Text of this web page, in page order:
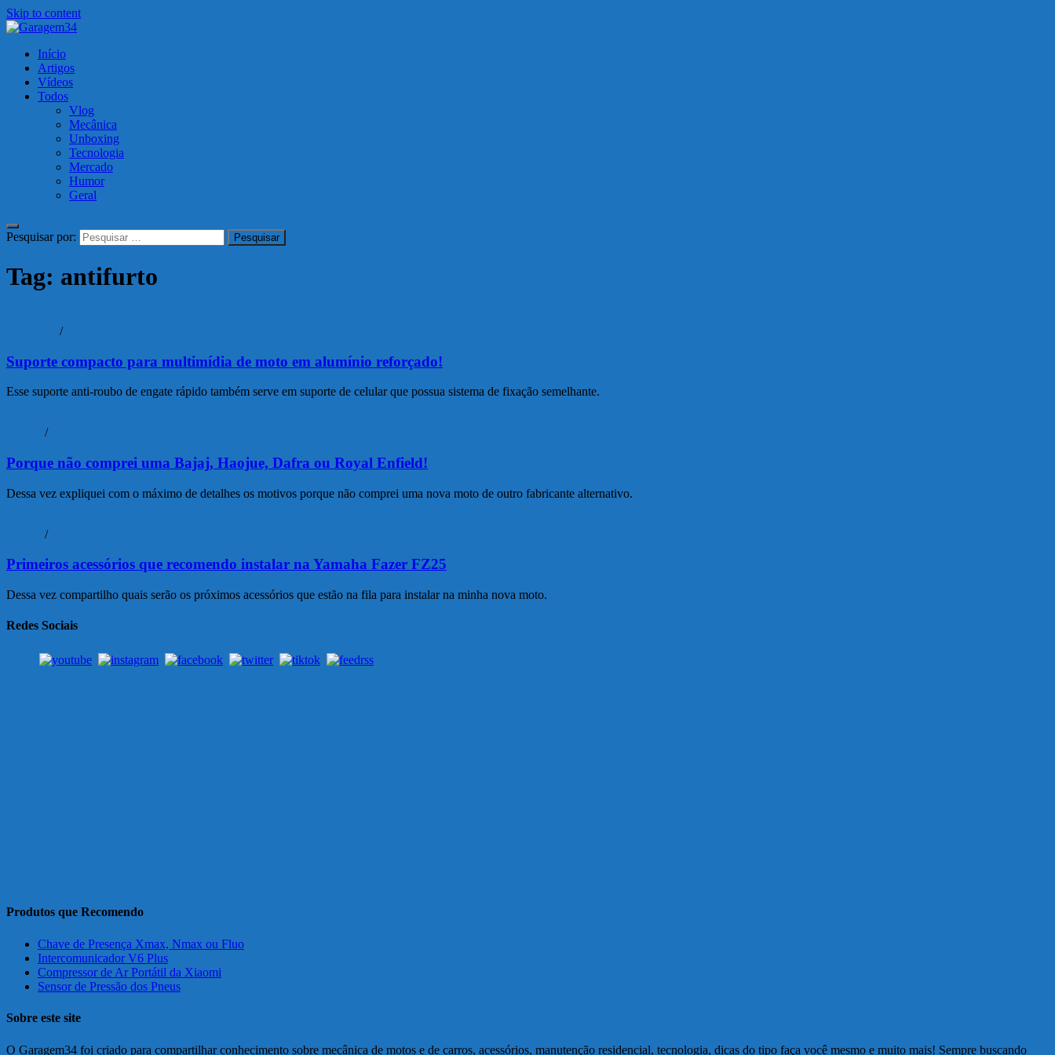
Skip to content
Garagem34
Motos, carros, tecnologia e muito mais!
Início
Artigos
Vídeos
Todos
Vlog
Mecânica
Unboxing
Tecnologia
Mercado
Humor
Geral
Pesquisar por:
Tag: antifurto
/
Suporte compacto para multimídia de moto em alumínio reforçado!
Esse suporte anti-roubo de engate rápido também serve em suporte de celular que possua sistema de fixação semelhante.
/
Porque não comprei uma Bajaj, Haojue, Dafra ou Royal Enfield!
Dessa vez expliquei com o máximo de detalhes os motivos porque não comprei uma nova moto de outro fabricante alternativo.
/
Primeiros acessórios que recomendo instalar na Yamaha Fazer FZ25
Dessa vez compartilho quais serão os próximos acessórios que estão na fila para instalar na minha nova moto.
Redes Sociais
Produtos que Recomendo
Chave de Presença Xmax, Nmax ou Fluo
Intercomunicador V6 Plus
Compressor de Ar Portátil da Xiaomi
Sensor de Pressão dos Pneus
Sobre este site
O Garagem34 foi criado para compartilhar conhecimento sobre mecânica de motos e de carros, acessórios, manutenção residencial, tecnologia, dicas do tipo faça você mesmo e muito mais! Sempre buscando